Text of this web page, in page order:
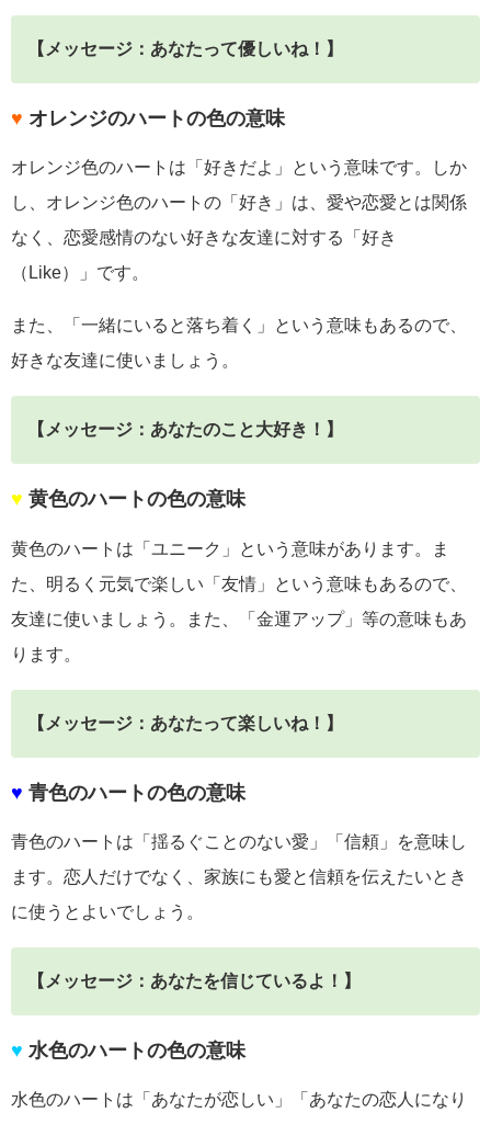
【メッセージ：あなたって優しいね！】
♥ オレンジのハートの色の意味
オレンジ色のハートは「好きだよ」という意味です。しか
し、オレンジ色のハートの「好き」は、愛や恋愛とは関係
なく、恋愛感情のない好きな友達に対する「好き
（Like）」です。
また、「一緒にいると落ち着く」という意味もあるので、
好きな友達に使いましょう。
【メッセージ：あなたのこと大好き！】
♥ 黄色のハートの色の意味
黄色のハートは「ユニーク」という意味があります。ま
た、明るく元気で楽しい「友情」という意味もあるので、
友達に使いましょう。また、「金運アップ」等の意味もあ
ります。
【メッセージ：あなたって楽しいね！】
♥ 青色のハートの色の意味
青色のハートは「揺るぐことのない愛」「信頼」を意味し
ます。恋人だけでなく、家族にも愛と信頼を伝えたいとき
に使うとよいでしょう。
【メッセージ：あなたを信じているよ！】
♥ 水色のハートの色の意味
水色のハートは「あなたが恋しい」「あなたの恋人になり